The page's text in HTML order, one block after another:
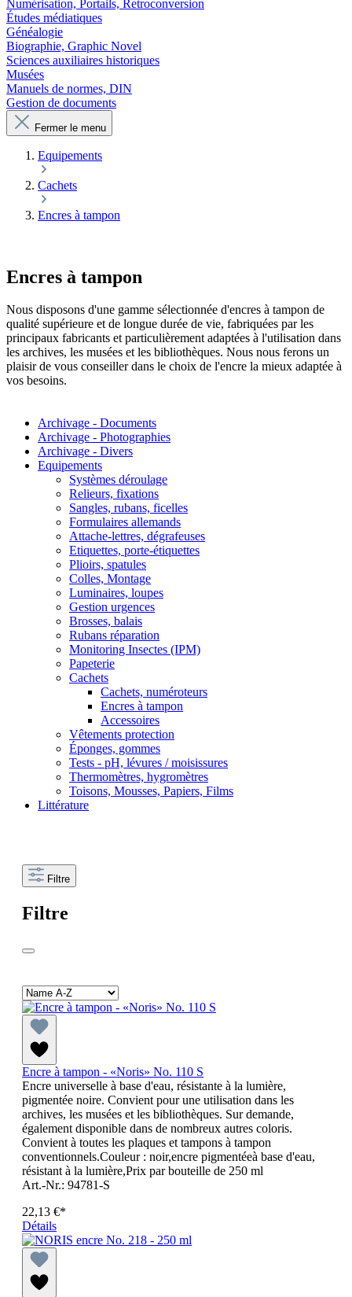
Numérisation, Portails, Retroconversion
Études médiatiques
Généalogie
Biographie, Graphic Novel
Sciences auxiliaires historiques
Musées
Manuels de normes, DIN
Gestion de documents
Fermer le menu
Equipements
Cachets
Encres à tampon
Encres à tampon
Nous disposons d'une gamme sélectionnée d'encres à tampon de
qualité supérieure et de longue durée de vie, fabriquées par les
principaux fabricants et particulièrement adaptées à l'utilisation dans
les archives, les musées et les bibliothèques. Nous nous ferons un
plaisir de vous conseiller dans le choix de l'encre la mieux adaptée à
vos besoins.
Archivage - Documents
Archivage - Photographies
Archivage - Divers
Equipements
Systèmes déroulage
Relieurs, fixations
Sangles, rubans, ficelles
Formulaires allemands
Attache-lettres, dégrafeuses
Etiquettes, porte-étiquettes
Plioirs, spatules
Colles, Montage
Luminaires, loupes
Gestion urgences
Brosses, balais
Rubans réparation
Monitoring Insectes (IPM)
Papeterie
Cachets
Cachets, numéroteurs
Encres à tampon
Accessoires
Vêtements protection
Éponges, gommes
Tests - pH, lévures / moisissures
Thermomètres, hygromètres
Toisons, Mousses, Papiers, Films
Littérature
Filtre
Filtre
Encre à tampon - «Noris» No. 110 S
Encre universelle à base d'eau, résistante à la lumière,
pigmentée noire. Convient pour une utilisation dans les
archives, les musées et les bibliothèques. Sur demande,
également disponible dans de nombreux autres coloris.
Convient à toutes les plaques et tampons à tampon
conventionnels.Couleur : noir,encre pigmentéeà base d'eau,
résistant à la lumière,Prix par bouteille de 250 ml
Art.-Nr.: 94781-S
22,13 €*
Détails